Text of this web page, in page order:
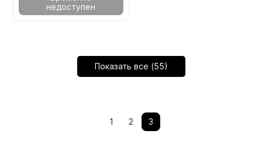
недоступен
Показать все (55)
1 2 3